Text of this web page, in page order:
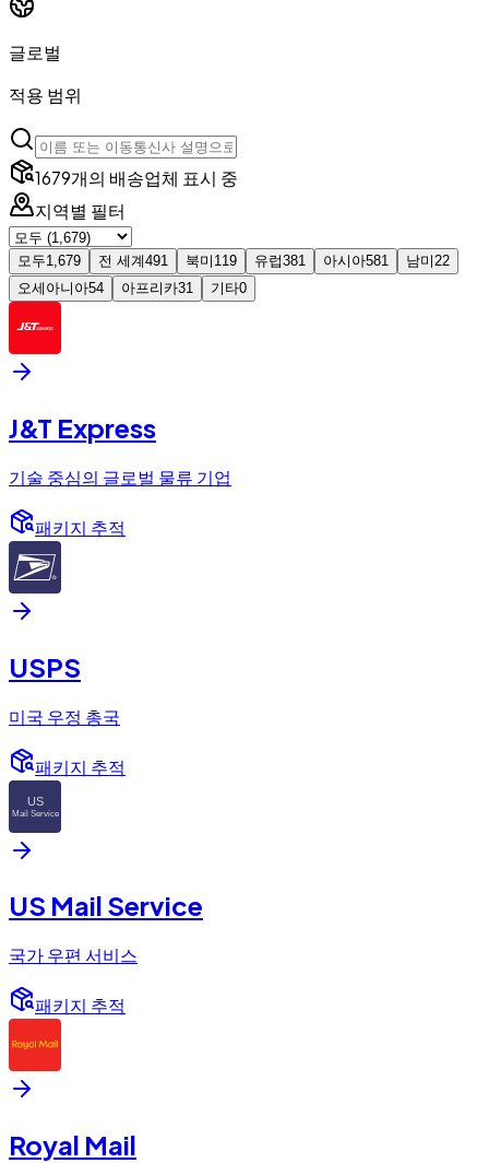
글로벌
적용 범위
1679개의 배송업체 표시 중
지역별 필터
모두1,679 전 세계491 북미 119 유럽381 아시아581 남미 22
오세아니아54 아프리카31 기타0
J&T Express
기술 중심의 글로벌 물류 기업
패키지 추적
USPS
미국 우정 총국
패키지 추적
US Mail Service
국가 우편 서비스
패키지 추적
Royal Mail